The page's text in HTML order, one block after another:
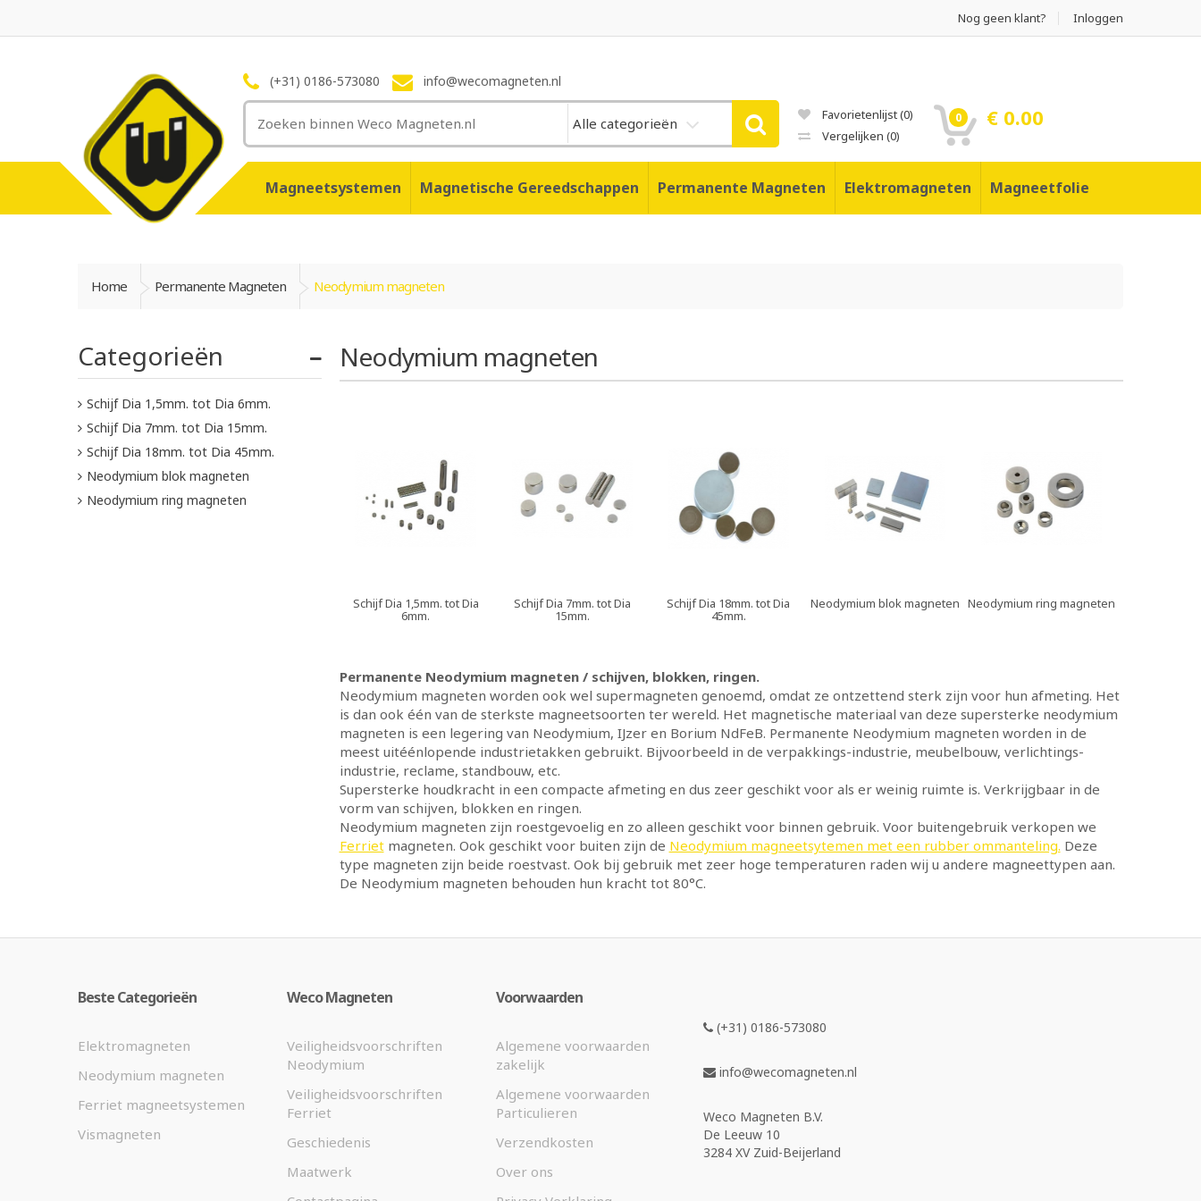
Nog geen klant? Inloggen
(+31) 0186-573080 info@wecomagneten.nl
Alle categorieën Favorietenlijst(0)
Vergelijken (0)
0 € 0.00
Magneetsystemen Magnetische Gereedschappen Permanente Magneten Elektromagneten Magneetfolie
Home Permanente Magneten Neodymium magneten
Categorieën
Schijf Dia 1,5mm. tot Dia 6mm.
Schijf Dia 7mm. tot Dia 15mm.
Schijf Dia 18mm. tot Dia 45mm.
Neodymium blok magneten
Neodymium ring magneten
Neodymium magneten
Schijf Dia 1,5mm. tot Dia
6mm.
Schijf Dia 7mm. tot Dia
15mm.
Schijf Dia 18mm. tot Dia
45mm.
Neodymium blok magneten Neodymium ring magneten
Permanente Neodymium magneten / schijven, blokken, ringen.
Neodymium magneten worden ook wel supermagneten genoemd, omdat ze ontzettend sterk zijn voor hun afmeting. Het
is dan ook één van de sterkste magneetsoorten ter wereld. Het magnetische materiaal van deze supersterke neodymium
magneten is een legering van Neodymium, IJzer en Borium NdFeB. Permanente Neodymium magneten worden in de
meest uitéénlopende industrietakken gebruikt. Bijvoorbeeld in de verpakkings-industrie, meubelbouw, verlichtings-
industrie, reclame, standbouw, etc.
Supersterke houdkracht in een compacte afmeting en dus zeer geschikt voor als er weinig ruimte is. Verkrijgbaar in de
vorm van schijven, blokken en ringen.
Neodymium magneten zijn roestgevoelig en zo alleen geschikt voor binnen gebruik. Voor buitengebruik verkopen we
Ferrietmagneten. Ook geschikt voor buiten zijn de Neodymium magneetsytemen met een rubber ommanteling. Deze
type magneten zijn beide roestvast. Ook bij gebruik met zeer hoge temperaturen raden wij u andere magneettypen aan.
De Neodymium magneten behouden hun kracht tot 80°C.
(+31) 0186-573080
info@wecomagneten.nl
Weco Magneten B.V.
De Leeuw 10
3284 XV Zuid-Beijerland
Beste Categorieën
Elektromagneten
Neodymium magneten
Ferriet magneetsystemen
Vismagneten
Weco Magneten
Veiligheidsvoorschriften
Neodymium
Veiligheidsvoorschriften
Ferriet
Geschiedenis
Maatwerk
Voorwaarden
Algemene voorwaarden
zakelijk
Algemene voorwaarden
Particulieren
Verzendkosten
Over ons